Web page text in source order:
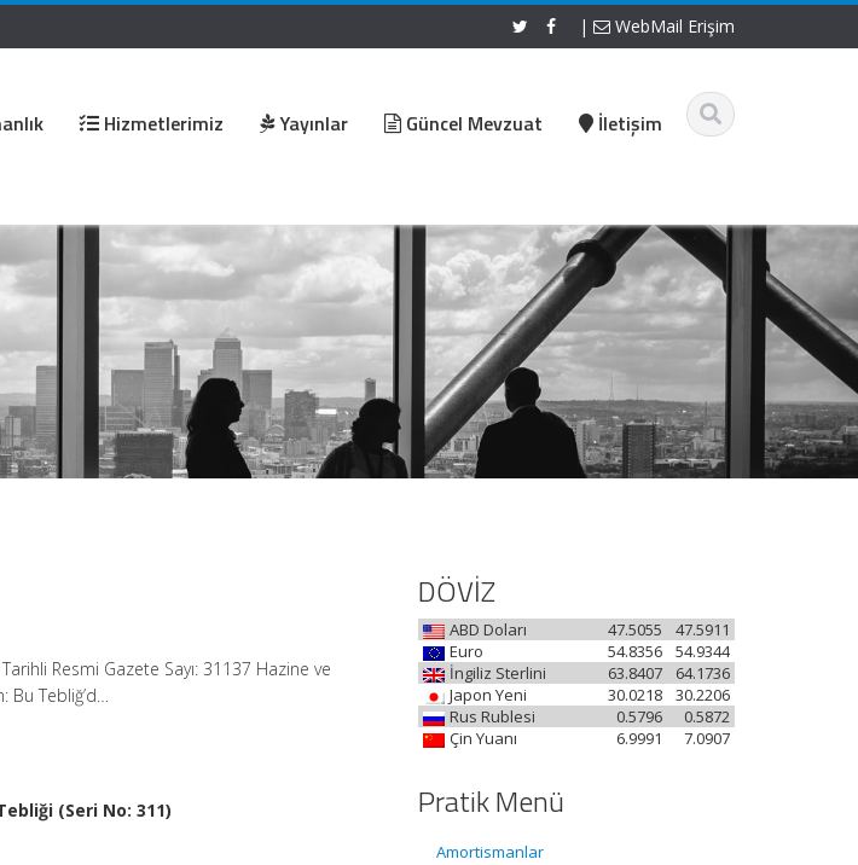
| WebMail Erişim
Hizmetlerimiz Yayınlar Güncel Mevzuat İletişim
Resmi Gazete Sayı: 31137 Hazine ve
Bu Tebliğ’d…
(Seri No: 311)
DÖVİZ
ABD Doları 47.5911
47.5055
Euro
54.9344
54.8356
İngiliz Sterlini
64.1736
63.8407
Japon Yeni
30.2206
30.0218
Rus Rublesi
0.5872
0.5796
Çin Yuanı
7.0907
6.9991
Pratik Menü
Amortismanlar